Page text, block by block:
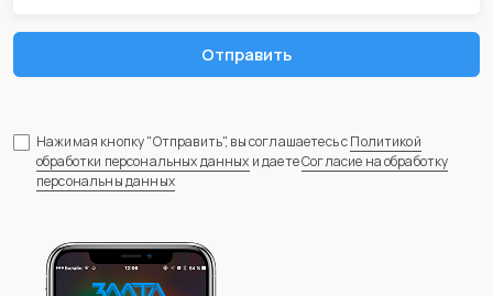
Отправить
Нажимая кнопку "Отправить", вы соглашаетесь сПолитикой
обработки персональных данных и даетеСогласие на обработку
персональны данных